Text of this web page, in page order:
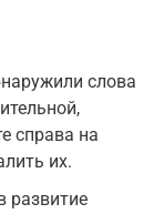
слова
справа на
их.
развитие